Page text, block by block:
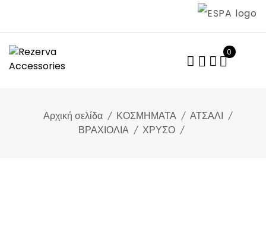
content
0
Αρχική σελίδα ΚΟΣΜΗΜΑΤΑ
ΑΤΣΑΛΙ
ΒΡΑΧΙΟΛΙΑ
ΧΡΥΣΟ